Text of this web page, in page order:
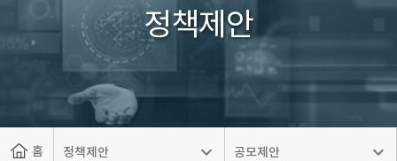
진
흥
정책제안
홈 정책제안 공모제안